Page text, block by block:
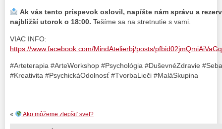
Ak vás tento príspevok oslovil, napíšte nám správu a
najbližší utorok o 18:00. Tešíme sa na stretnutie s vami.
VIAC INFO:
https://www.facebook.com/MindAtelierbj/posts/
#Arteterapia #ArteWorkshop #Psychológia #DuševnéZdravie
#Kreativita #PsychickáOdolnosť #TvorbaLieči #MaláSkupina
« Ako môžeme zlepšiť svet?